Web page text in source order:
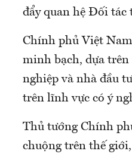
đẩy quan hệ Đối tác
Chính phủ Việt
minh bạch, dựa trên
nghiệp và nhà đầu
trên lĩnh vực có ý
Thủ tướng Chính
chuộng trên thế